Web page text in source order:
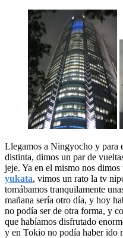
Llegamos a Ningyocho y para
distinta, dimos un par de
jeje. Ya en el mismo nos dimos
yukata, vimos un rato la tv
tomábamos tranquilamente
mañana sería otro día, y hoy
no podía ser de otra forma, y
que habíamos disfrutado
y en Tokio no podía haber ido